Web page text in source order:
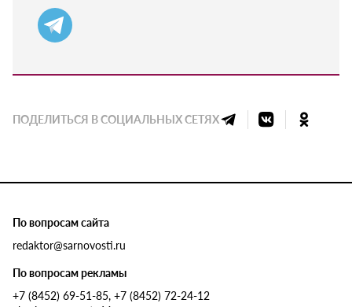
ПОДЕЛИТЬСЯ В СОЦИАЛЬНЫХ СЕТЯХ
По вопросам сайта
redaktor@sarnovosti.ru
По вопросам рекламы
+7 (8452) 69-51-85, +7 (8452) 72-24-12